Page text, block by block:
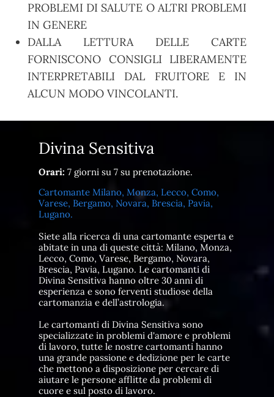
PROBLEMI DI SALUTE O ALTRI PROBLEMI
IN GENERE
DALLA LETTURA DELLE CARTE
FORNISCONO CONSIGLI LIBERAMENTE
INTERPRETABILI DAL FRUITORE E IN
ALCUN MODO VINCOLANTI.
Divina Sensitiva
Orari: 7 giorni su 7 su prenotazione.
Cartomante Milano, Monza, Lecco, Como,
Varese, Bergamo, Novara, Brescia, Pavia,
Lugano.
Siete alla ricerca di una cartomante esperta e
abitate in una di queste città: Milano, Monza,
Lecco, Como, Varese, Bergamo, Novara,
Brescia, Pavia, Lugano. Le cartomanti di
Divina Sensitiva hanno oltre 30 anni di
esperienza e sono ferventi studiose della
cartomanzia e dell’astrologia.
Le cartomanti di Divina Sensitiva sono
specializzate in problemi d'amore e problemi
di lavoro, tutte le nostre cartomanti hanno
una grande passione e dedizione per le carte
che mettono a disposizione per cercare di
aiutare le persone afflitte da problemi di
cuore e sul posto di lavoro.